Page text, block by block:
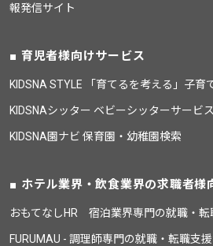
報発信サイト
育児者様向けサービス
KIDSNA STYLE 「育てるを考える」子育
KIDSNAシッター ベビーシッターサービス
KIDSNA園ナビ 保育園・幼稚園検索
ホテル業界・飲食業界の求職者様
おもてなしHR 宿泊業界専門の就職・転
FURUMAU - 調理師専門の就職・転職支